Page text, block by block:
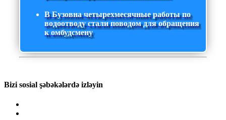
В Бузовна четырехмесячные работы по
водоотводу стали поводом для обращения
к омбудсмену
Bizi sosial şəbəkələrdə izləyin